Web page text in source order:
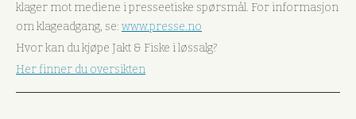
klager mot mediene i presseetiske spørsmål. For informasjon
om klageadgang, se: www.presse.no
Hvor kan du kjøpe Jakt & Fiske i løssalg?
Her finner du oversikten